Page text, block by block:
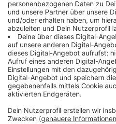
bis Ende März knapp 22.200
gemeldet. Das seien über 80
ersten Quartal 2021. Grund
Atemwegserkrankungen,
die Folgen der Omikron-
Krankschreibungen wegen
gab es besonders viele
Praxishilfen, Erziehern,
Rettungsdienst.
Anzeige